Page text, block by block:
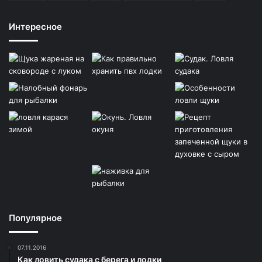
Интересное
Популярное
07.11.2016
Как ловить судака с берега и лодки